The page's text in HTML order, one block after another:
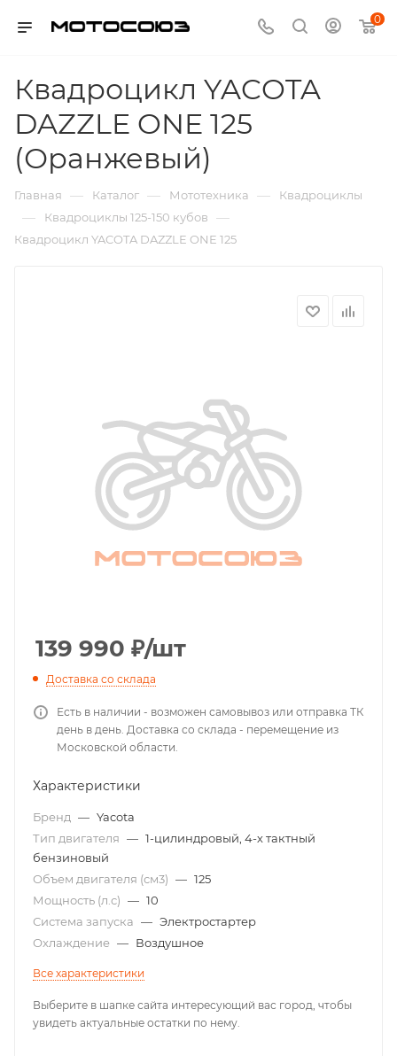
0
Квадроцикл YACOTA
DAZZLE ONE 125
(Оранжевый)
Главная — Каталог — Мототехника — Квадроциклы
— Квадроциклы 125-150 кубов —
Квадроцикл YACOTA DAZZLE ONE 125
139 990 ₽/шт
Доставка со склада
Есть в наличии - возможен самовывоз или отправка ТК
день в день. Доставка со склада - перемещение из
Московской области.
Характеристики
Бренд — Yacota
Тип двигателя — 1-цилиндровый, 4-х тактный
бензиновый
Объем двигателя (см3) — 125
Мощность (л.с) — 10
Система запуска — Электростартер
Охлаждение — Воздушное
Все характеристики
Выберите в шапке сайта интересующий вас город, чтобы
увидеть актуальные остатки по нему.